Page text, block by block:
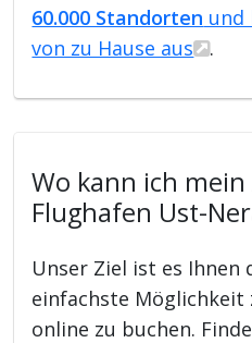
60.000 Standorten und
von zu Hause aus
.
Wo kann ich
Flughafen Ust-
Unser Ziel ist es Ihnen
einfachste
online zu buchen.